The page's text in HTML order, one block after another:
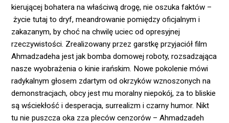
kierującej bohatera na właściwą drogę, nie oszuka faktów –
życie tutaj to dryf, meandrowanie pomiędzy oficjalnym i
zakazanym, by choć na chwilę uciec od opresyjnej
rzeczywistości. Zrealizowany przez garstkę przyjaciół film
Ahmadzadeha jest jak bomba domowej roboty, rozsadzająca
nasze wyobrażenia o kinie irańskim. Nowe pokolenie mówi
radykalnym głosem zdartym od okrzyków wznoszonych na
demonstracjach, obcy jest mu moralny niepokój, za to bliskie
są wściekłość i desperacja, surrealizm i czarny humor. Nikt
tu nie puszcza oka zza pleców cenzorów – Ahmadzadeh